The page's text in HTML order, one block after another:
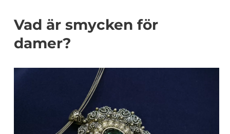
Vad är smycken för
damer?